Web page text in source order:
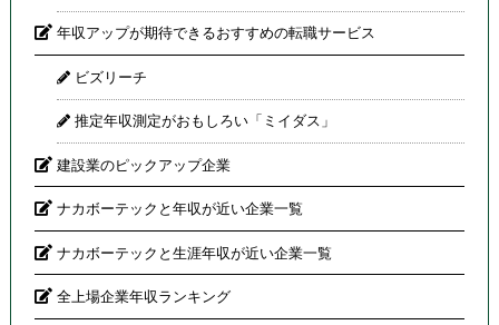
年収アップが期待できるおすすめの転職サービス
ビズリーチ
推定年収測定がおもしろい「ミイダス」
建設業のピックアップ企業
ナカボーテックと年収が近い企業一覧
ナカボーテックと生涯年収が近い企業一覧
全上場企業年収ランキング